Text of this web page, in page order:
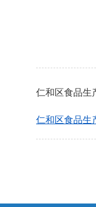
仁和区食品生
仁和区食品生